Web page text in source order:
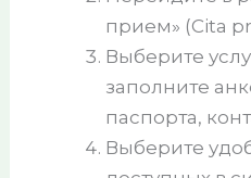
прием» (Cita
Выберите
заполните
паспорта,
Выберите